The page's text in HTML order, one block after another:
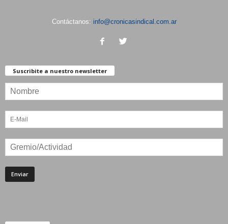
Contáctanos: info@cronicasindical.com.ar
Suscribite a nuestro newsletter